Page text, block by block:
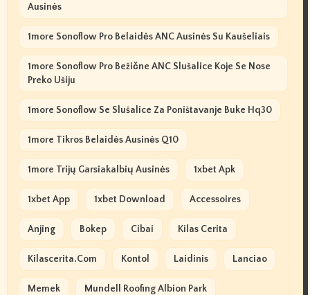
Ausinės
1more Sonoflow Pro Belaidės ANC Ausinės Su Kaušeliais
1more Sonoflow Pro Bežične ANC Slušalice Koje Se Nose
Preko Ušiju
1more Sonoflow Se Slušalice Za Poništavanje Buke Hq30
1more Tikros Belaidės Ausinės Q10
1more Trijų Garsiakalbių Ausinės 1xbet Apk
1xbet App 1xbet Download Accessoires
Anjing Bokep Cibai Kilas Cerita
Kilascerita.com Kontol Laidinis Lanciao
Memek Mundell Roofing Albion Park